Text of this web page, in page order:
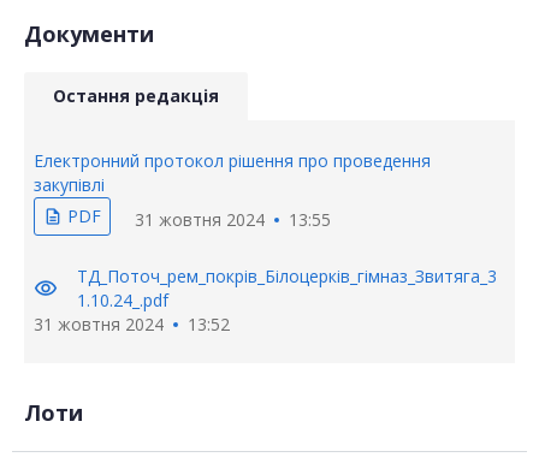
Документи
Остання редакція
Електронний протокол рішення про проведення
закупівлі
description PDF 31 жовтня 2024 13:55
visibility
ТД_Поточ_рем_покрів_Білоцерків_гімназ_Звитяга_3
1.10.24_.pdf
31 жовтня 2024
13:52
Лоти